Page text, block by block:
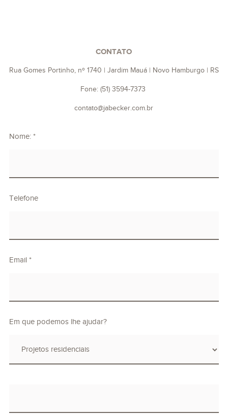
CONTATO
Rua Gomes Portinho, nº 1740 | Jardim Mauá | Novo Hamburgo | RS
Fone: (51) 3594-7373
contato@jabecker.com.br
Nome: *
Telefone
Email *
Em que podemos lhe ajudar?